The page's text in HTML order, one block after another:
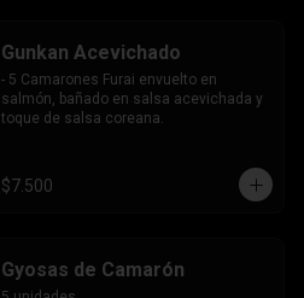
Gunkan Acevichado
- 5 Camarones Furai envuelto en
salmón, bañado en salsa acevichada y
toque de salsa coreana.
$7.500
Gyosas de Camarón